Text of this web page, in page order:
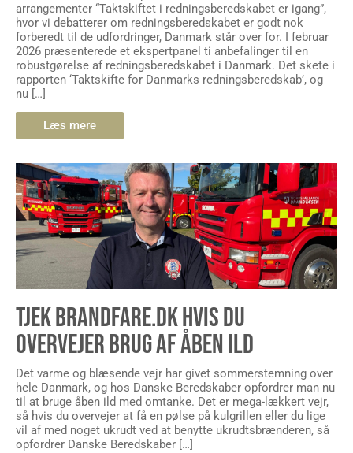
arrangementer “Taktskiftet i redningsberedskabet er igang”,
hvor vi debatterer om redningsberedskabet er godt nok
forberedt til de udfordringer, Danmark står over for. I februar
2026 præsenterede et ekspertpanel ti anbefalinger til en
robustgørelse af redningsberedskabet i Danmark. Det skete i
rapporten ‘Taktskifte for Danmarks redningsberedskab’, og
nu […]
Læs mere
TJEK BRANDFARE.DK HVIS DU
OVERVEJER BRUG AF ÅBEN ILD
Det varme og blæsende vejr har givet sommerstemning over
hele Danmark, og hos Danske Beredskaber opfordrer man nu
til at bruge åben ild med omtanke. Det er mega-lækkert vejr,
så hvis du overvejer at få en pølse på kulgrillen eller du lige
vil af med noget ukrudt ved at benytte ukrudtsbrænderen, så
opfordrer Danske Beredskaber […]